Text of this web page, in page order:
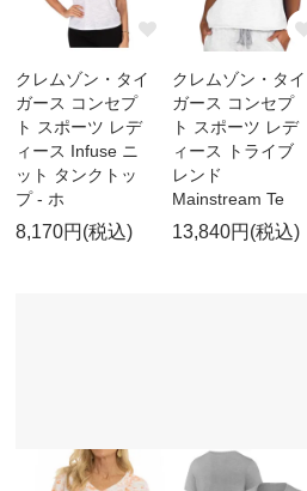
クレムゾン・タイ
ガース コンセプ
ト スポーツ レデ
ィース Infuse ニ
ット タンクトッ
プ - ホ
8,170円(税込)
クレムゾン・タイ
ガース コンセプ
ト スポーツ レデ
ィース トライブ
レンド
Mainstream Te
13,840円(税込)